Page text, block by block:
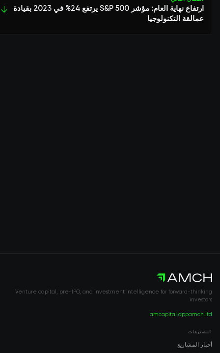
ارتفاع نهاية العام: مؤشر S&P 500 يرتفع 24% في 2023 بقيادة
عمالقة التكنولوجيا
↓
Venture capital, pre-IPO, and investment intelligence for forward-thinking
investors.
amch.ltd
amcapital.app
التصنيفات
أخبار المشاريع